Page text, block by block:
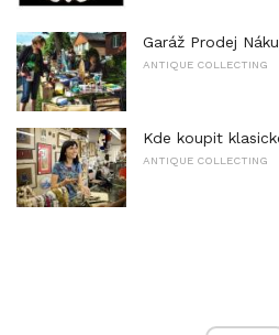
Garáž Prodej
ANTIQUE COLLECTING
Kde koupit
ANTIQUE COLLECTING